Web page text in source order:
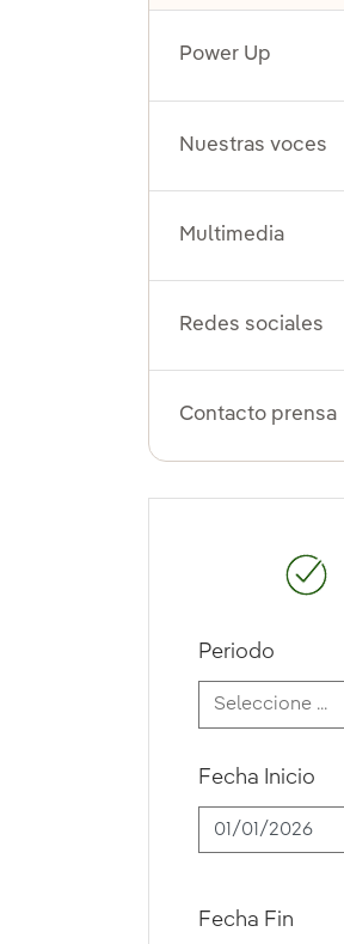
Power Up
Nuestras voces
Multimedia
Redes sociales
Contacto prensa
Fecha Inicio
Fecha Fin
Periodo